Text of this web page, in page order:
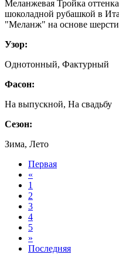
Меланжевая Тройка
шоколадной рубашкой в
"Меланж" на основе
Узор:
Однотонный, Фактурный
Фасон:
На выпускной, На свадьбу
Сезон:
Зима, Лето
Первая
«
1
2
3
4
5
»
Последняя